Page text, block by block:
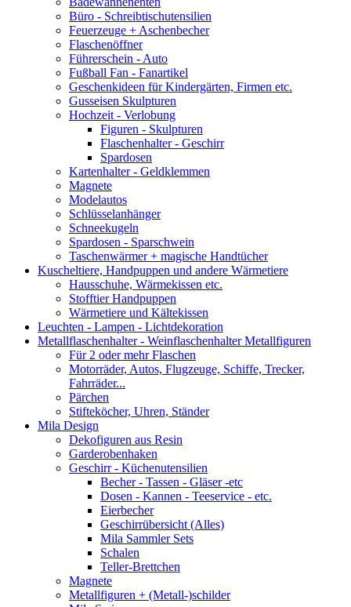
Büro - Schreibtischutensilien
Feuerzeuge + Aschenbecher
Flaschenöffner
Führerschein - Auto
Fußball Fan - Fanartikel
Geschenkideen für Kindergärten, Firmen etc.
Gusseisen Skulpturen
Hochzeit - Verlobung
Figuren - Skulpturen
Flaschenhalter - Geschirr
Spardosen
Kartenhalter - Geldklemmen
Magnete
Modelautos
Schlüsselanhänger
Schneekugeln
Spardosen - Sparschwein
Taschenwärmer + magische Handtücher
Kuscheltiere, Handpuppen und andere Wärmetiere
Hausschuhe, Wärmekissen etc.
Stofftier Handpuppen
Wärmetiere und Kältekissen
Leuchten - Lampen - Lichtdekoration
Metallflaschenhalter - Weinflaschenhalter Metallfiguren
Für 2 oder mehr Flaschen
Motorräder, Autos, Flugzeuge, Schiffe, Trecker,
Fahrräder...
Pärchen
Stifteköcher, Uhren, Ständer
Mila Design
Dekofiguren aus Resin
Garderobenhaken
Geschirr - Küchenutensilien
Becher - Tassen - Gläser -etc
Dosen - Kannen - Teeservice - etc.
Eierbecher
Geschirrübersicht (Alles)
Mila Sammler Sets
Schalen
Teller-Brettchen
Magnete
Metallfiguren + (Metall-)schilder